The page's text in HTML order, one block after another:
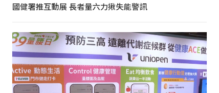
國健署推互動展 長者量六力揪失能警訊